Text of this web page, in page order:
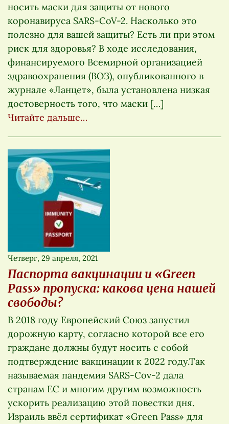
носить маски для защиты от нового
коронавируса SARS-CoV-2. Насколько это
полезно для вашей защиты? Есть ли при этом
риск для здоровья? В ходе исследования,
финансируемого Всемирной организацией
здравоохранения (ВОЗ), опубликованного в
журнале «Ланцет», была установлена низкая
достоверность того, что маски […]
Читайте дальше…
Четверг, 29 апреля, 2021
Паспорта вакцинации и «Green
Pass» пропуска: какова цена нашей
свободы?
В 2018 году Европейский Союз запустил
дорожную карту, согласно которой все его
граждане должны будут носить с собой
подтверждение вакцинации к 2022 году.Так
называемая пандемия SARS-Cov-2 дала
странам ЕС и многим другим возможность
ускорить реализацию этой повестки дня.
Израиль ввёл сертификат «Green Pass» для